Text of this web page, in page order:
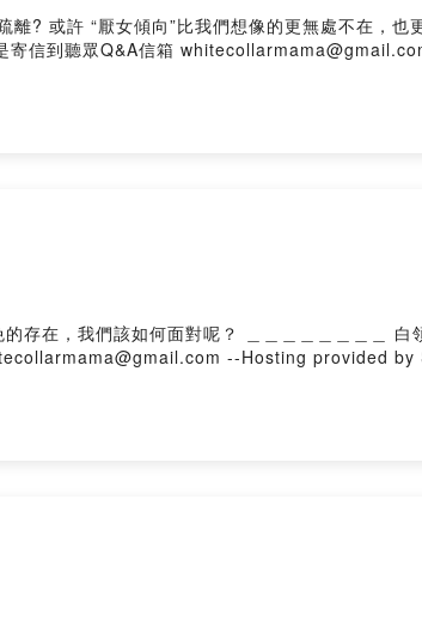
許 “厭女傾向”比我們想像的更無處不在，也更難以
？ ＿＿＿＿＿＿＿＿ 白領媽媽IG ：
whitecollarmama 如果你有想要問的問題，可以在評論區留言或是寄信到聽眾Q&A信箱